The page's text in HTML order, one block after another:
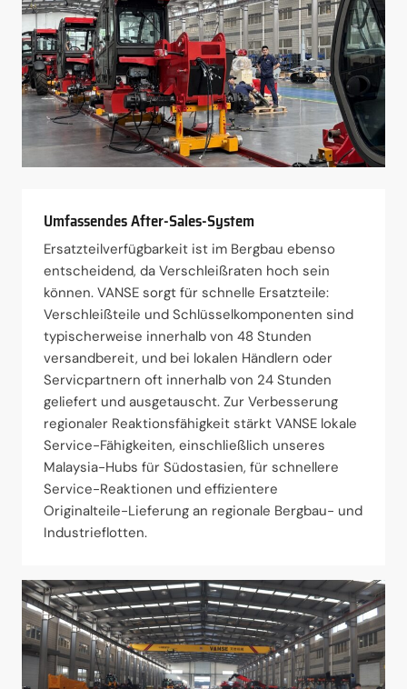
Umfassendes After-Sales-System
Ersatzteilverfügbarkeit ist im Bergbau ebenso
entscheidend, da Verschleißraten hoch sein
können. VANSE sorgt für schnelle Ersatzteile:
Verschleißteile und Schlüsselkomponenten sind
typischerweise innerhalb von 48 Stunden
versandbereit, und bei lokalen Händlern oder
Servicpartnern oft innerhalb von 24 Stunden
geliefert und ausgetauscht. Zur Verbesserung
regionaler Reaktionsfähigkeit stärkt VANSE lokale
Service-Fähigkeiten, einschließlich unseres
Malaysia-Hubs für Südostasien, für schnellere
Service-Reaktionen und effizientere
Originalteile-Lieferung an regionale Bergbau- und
Industrieflotten.